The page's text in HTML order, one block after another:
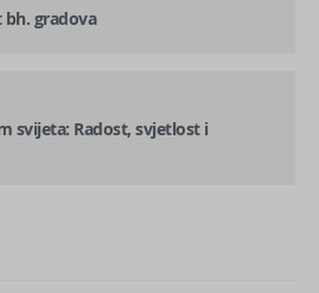
bh. gradova
svijeta: Radost, svjetlost i